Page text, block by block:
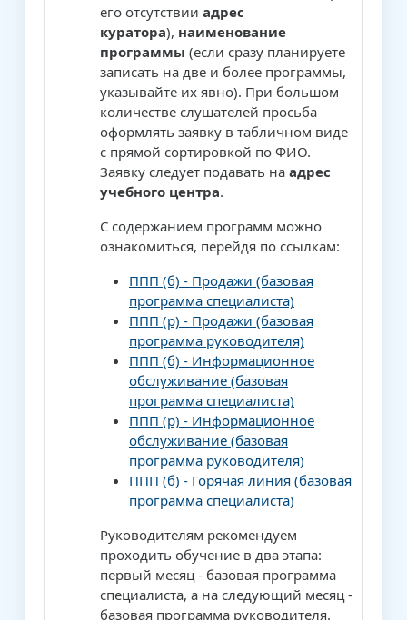
его отсутствии адрес
куратора), наименование
программы (если сразу планируете
записать на две и более программы,
указывайте их явно). При большом
количестве слушателей просьба
оформлять заявку в табличном виде
с прямой сортировкой по ФИО.
Заявку следует подавать на адрес
учебного центра.
С содержанием программ можно
ознакомиться, перейдя по ссылкам:
ППП (б) - Продажи (базовая
программа специалиста)
ППП (р) - Продажи (базовая
программа руководителя)
ППП (б) - Информационное
обслуживание (базовая
программа специалиста)
ППП (р) - Информационное
обслуживание (базовая
программа руководителя)
ППП (б) - Горячая линия (базовая
программа специалиста)
Руководителям рекомендуем
проходить обучение в два этапа:
первый месяц - базовая программа
специалиста, а на следующий месяц -
базовая программа руководителя.